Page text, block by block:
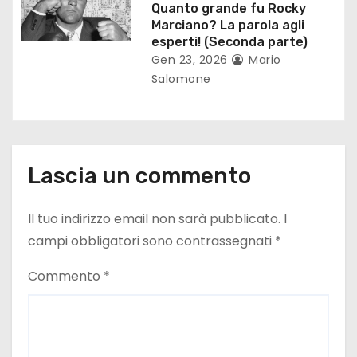
l
i
Quanto grande fu Rocky
Marciano? La parola agli
esperti! (Seconda parte)
Gen 23, 2026
Mario
Salomone
Lascia un commento
Il tuo indirizzo email non sarà pubblicato. I
campi obbligatori sono contrassegnati *
Commento *